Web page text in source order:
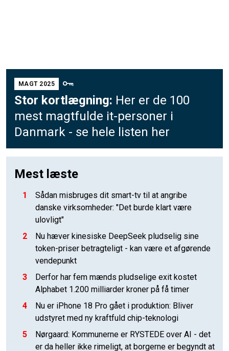
MAGT 2025
Stor kortlægning: Her er de 100
mest magtfulde it-personer i
Danmark - se hele listen her
Mest læste
1
Sådan misbruges dit smart-tv til at angribe
danske virksomheder: "Det burde klart være
ulovligt"
2
Nu hæver kinesiske DeepSeek pludselig sine
token-priser betragteligt - kan være et afgørende
vendepunkt
3
Derfor har fem mænds pludselige exit kostet
Alphabet 1.200 milliarder kroner på få timer
4
Nu er iPhone 18 Pro gået i produktion: Bliver
udstyret med ny kraftfuld chip-teknologi
5
Nørgaard: Kommunerne er RYSTEDE over AI - det
er da heller ikke rimeligt, at borgerne er begyndt at